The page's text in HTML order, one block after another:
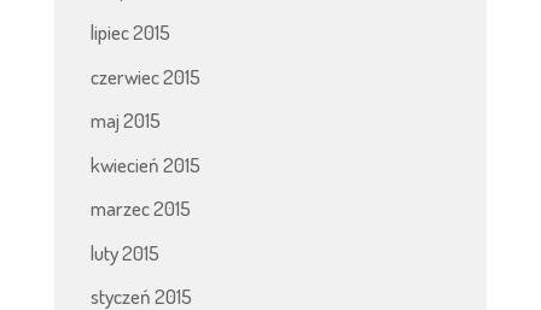
lipiec 2015
czerwiec 2015
maj 2015
kwiecień 2015
marzec 2015
luty 2015
styczeń 2015